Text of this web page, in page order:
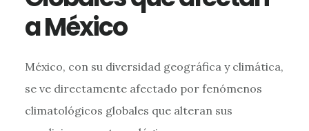
a México
México, con su diversidad geográfica y climática,
se ve directamente afectado por fenómenos
climatológicos globales que alteran sus